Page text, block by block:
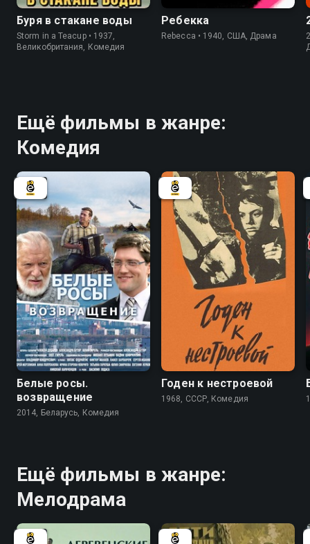
Буря в стакане воды
Storm in a Teacup • 1937,
Великобритания, Комедия
Ребекка
Rebecca • 1940, США, Драма
Ещё фильмы в жанре:
Комедия
5.2
Белые росы.
возвращение
2014, Беларусь, Комедия
7.3
Годен к нестроевой
1968, СССР, Комедия
Ещё фильмы в жанре:
Мелодрама